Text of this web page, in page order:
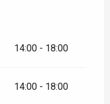
14:00 - 18:00
14:00 - 18:00